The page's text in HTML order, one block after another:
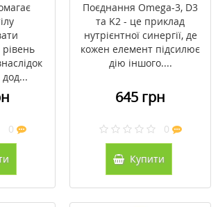
0
Поєднання Omega-3, D3
та K2 - це приклад
нутрієнтної синергії, де
кожен елемент підсилює
дію іншого....
645 грн
0
Купити